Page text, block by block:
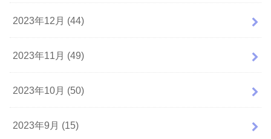
2023年12月 (44)
2023年11月 (49)
2023年10月 (50)
2023年9月 (15)